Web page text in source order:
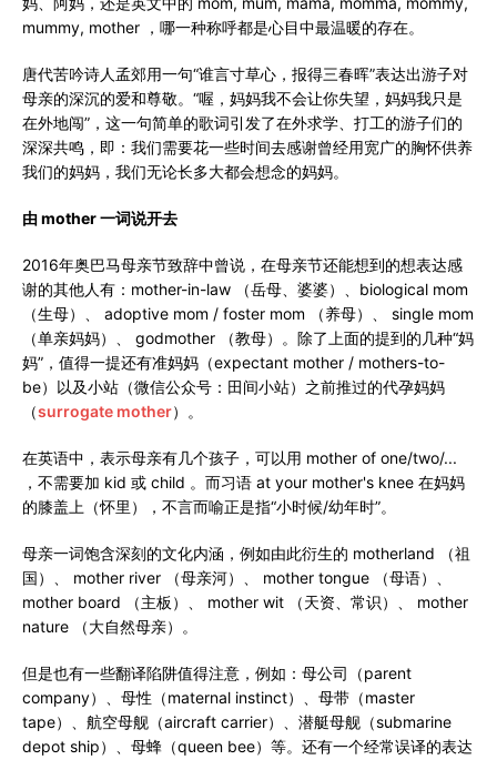
mummy, mother ，哪一种称呼都是心目中最温暖的存在。
唐代苦吟诗人孟郊用一句“谁言寸草心，报得三春晖”表达出游子对
母亲的深沉的爱和尊敬。“喔，妈妈我不会让你失望，妈妈我只是
在外地闯”，这一句简单的歌词引发了在外求学、打工的游子们的
深深共鸣，即：我们需要花一些时间去感谢曾经用宽广的胸怀供养
我们的妈妈，我们无论长多大都会想念的妈妈。
由 mother一词说开去
2016年奥巴马母亲节致辞中曾说，在母亲节还能想到的想表达感
谢的其他人有：mother-in-law （岳母、婆婆）、biological mom
（生母）、 adoptive mom / foster mom （养母）、 single mom
（单亲妈妈）、 godmother （教母）。除了上面的提到的几种“妈
妈”，值得一提还有准妈妈（expectant mother / mothers-to-
be）以及小站（微信公众号：田间小站）之前推过的代孕妈妈
（surrogate mother）。
在英语中，表示母亲有几个孩子，可以用 mother of one/two/...
，不需要加 kid 或 child 。而习语 at your mother's knee 在妈妈
的膝盖上（怀里），不言而喻正是指“小时候/幼年时”。
母亲一词饱含深刻的文化内涵，例如由此衍生的 motherland （祖
国）、 mother river （母亲河）、 mother tongue （母语）、
mother board （主板）、 mother wit （天资、常识）、 mother
nature （大自然母亲）。
但是也有一些翻译陷阱值得注意，例如：母公司（parent
company）、母性（maternal instinct）、母带（master
tape）、航空母舰（aircraft carrier）、潜艇母舰（submarine
depot ship）、母蜂（queen bee）等。还有一个经常误译的表达